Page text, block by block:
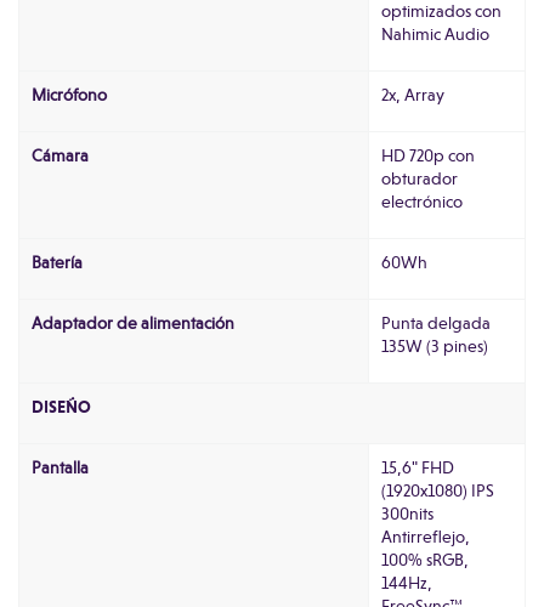
optimizados con
Nahimic Audio
Micrófono 2x, Array
Cámara
HD 720p con
obturador
electrónico
Batería 60Wh
Adaptador de alimentación
Punta delgada
135W (3 pines)
DISEÑO
Pantalla
15,6" FHD
(1920x1080) IPS
300nits
Antirreflejo,
100% sRGB,
144Hz,